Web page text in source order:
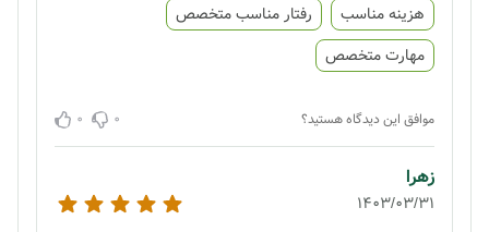
هزینه مناسب
رفتار مناسب متخصص
مهارت متخصص
موافق این دیدگاه هستید؟ 0
0
زهرا
1403/03/31